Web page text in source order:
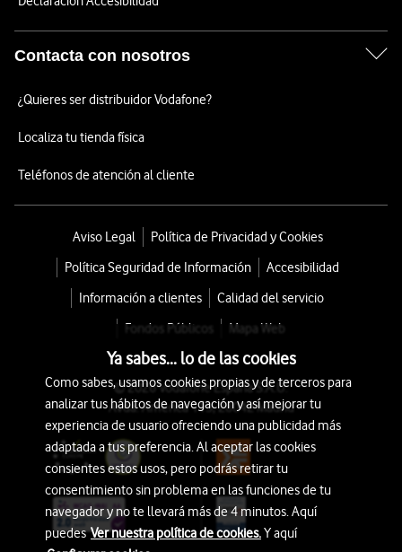
Contacta con nosotros
¿Quieres ser distribuidor Vodafone?
Localiza tu tienda física
Teléfonos de atención al cliente
Aviso Legal
Política de Privacidad y Cookies
Política Seguridad de Información
Accesibilidad
Información a clientes
Calidad del servicio
Fondos Públicos
Mapa Web
© 2026 Vodafone España S.A.U.
Avda. América 115, 28042 Madrid
Ya sabes... lo de las cookies
Como sabes, usamos cookies propias y de terceros para
analizar tus hábitos de navegación y así mejorar tu
experiencia de usuario ofreciendo una publicidad más
adaptada a tus preferencia. Al aceptar las cookies
consientes estos usos, pero podrás retirar tu
consentimiento sin problema en las funciones de tu
navegador y no te llevará más de 4 minutos. Aquí
puedesVer nuestra política de cookies.Y aquí